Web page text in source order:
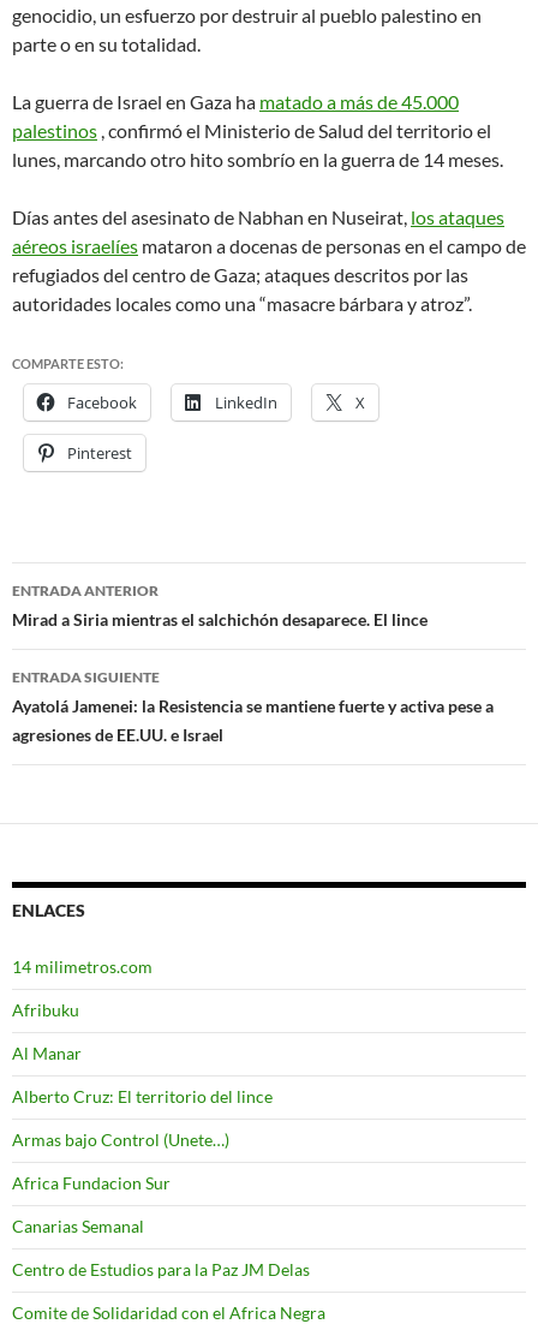
genocidio, un esfuerzo por destruir al pueblo palestino en
parte o en su totalidad.
La guerra de Israel en Gaza ha matado a más de 45.000
palestinos , confirmó el Ministerio de Salud del territorio el
lunes, marcando otro hito sombrío en la guerra de 14 meses.
Días antes del asesinato de Nabhan en Nuseirat, los ataques
aéreos israelíes mataron a docenas de personas en el campo de
refugiados del centro de Gaza; ataques descritos por las
autoridades locales como una “masacre bárbara y atroz”.
COMPARTE ESTO:
Facebook LinkedIn X
Pinterest
Navegación
de
entradas
ENTRADA ANTERIOR
Mirad a Siria mientras el salchichón desaparece. El lince
ENTRADA SIGUIENTE
Ayatolá Jamenei: la Resistencia se mantiene fuerte y activa pese a
agresiones de EE.UU. e Israel
ENLACES
14 milimetros.com
Afribuku
Al Manar
Alberto Cruz: El territorio del lince
Armas bajo Control (Unete…)
Africa Fundacion Sur
Canarias Semanal
Centro de Estudios para la Paz JM Delas
Comite de Solidaridad con el Africa Negra